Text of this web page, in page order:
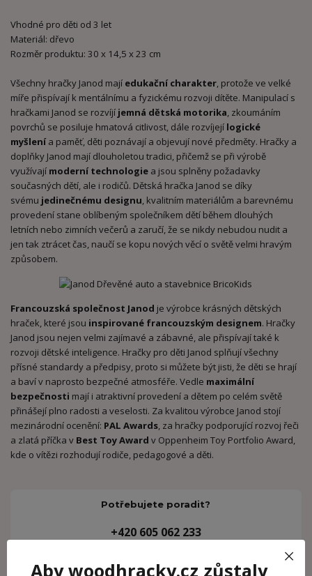
Vhodné pro děti od 3 let
Materiál: dřevo
Rozměr produktu: 30 x 14,5 x 23 cm
Všechny hračky Janod mají edukační charakter , protože ve velké
míře přispívají k mentálnímu a fyzickému rozvoji dítěte. Manipulací s
hračkami Janod se rozvíjí jemná dětská motorika , zkoumáním
povrchů se posiluje hmatová citlivost, dále rozvíjejí logické
myšlenía paměť, děti poznávají a objevují nové předměty. Hračky a
doplňky Janod mají dlouholetou tradici, přičemž se při výrobě
využívají moderní technologie a jsou splněny požadavky
současných dětí, ale i rodičů. Dětská hračka Janod se díky
svému jedinečnému designu , kvalitním materiálům a barevnému
provedení stane oblíbeným společníkem dětí během dlouhých
letních nebo zimních večerů a zaručí, že se nikdy nebudou nudit a
jen tak ztrácet čas, naučí se kopu nových věcí o světě velmi hravým
způsobem.
Francouzská společnost Janod je výrobce krásných dětských
hraček, které jsou inspirované francouzským designem. Hračky
Janod jsou nejen velmi zajímavé a zábavné, ale přispívají také k
rozvoji dětské inteligence. Hračky pro děti Janod splňují všechny
přísné standardy a předpisy, proto si můžete být jisti, že děti se hrají
a baví v naprosto bezpečné atmosféře. Vedle maximální
bezpečnosti mají i atraktivní provedení a dětem po celém světě
přinášejí plno radosti a veselosti. Za kvalitou výrobce Janod stojí
mezinárodní ocenění: PAL Awards , za hračky podporující rozvoj řeči
a zlatá příčka v Best Toy Award v Oppenheim Toy Portfolio Award,
kde o vítězi rozhodují rodiče, pedagogové a děti.
Potřebujete poradit?
+420 605 062 233
Aby woodhracky.cz zůstaly